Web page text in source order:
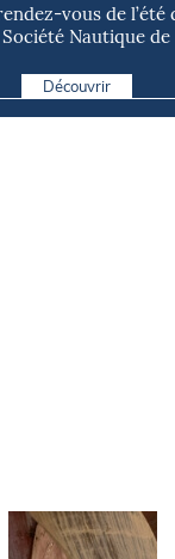
vous de l’été
Nautique de
Découvrir